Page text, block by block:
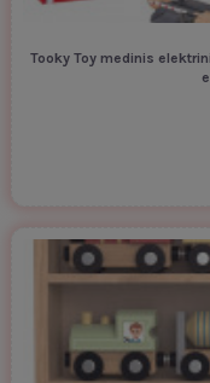
Tooky Toy medinis